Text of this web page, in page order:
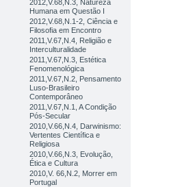
2012,V.68,N.3, Natureza
Humana em Questão I
2012,V.68,N.1-2, Ciência e
Filosofia em Encontro
2011,V.67,N.4, Religião e
Interculturalidade
2011,V.67,N.3, Estética
Fenomenológica
2011,V.67,N.2, Pensamento
Luso-Brasileiro
Contemporâneo
2011,V.67,N.1, A Condição
Pós-Secular
2010,V.66,N.4, Darwinismo:
Vertentes Científica e
Religiosa
2010,V.66,N.3, Evolução,
Ética e Cultura
2010,V. 66,N.2, Morrer em
Portugal